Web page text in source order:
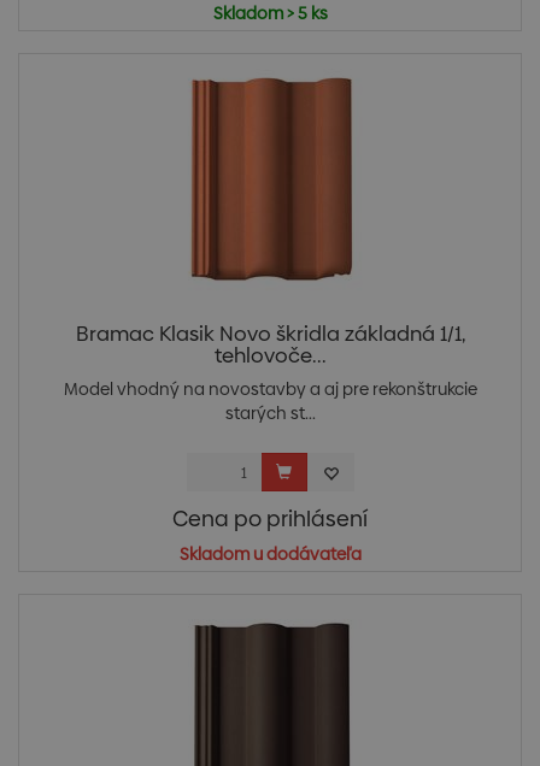
Skladom > 5 ks
Bramac Klasik Novo škridla základná 1/1,
tehlovoče...
Model vhodný na novostavby a aj pre rekonštrukcie
starých st...
Cena po prihlásení
Skladom u dodávateľa